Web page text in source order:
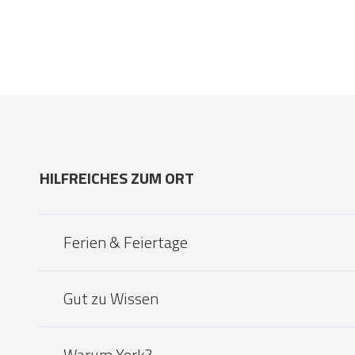
HILFREICHES ZUM ORT
Ferien & Feiertage
Gut zu Wissen